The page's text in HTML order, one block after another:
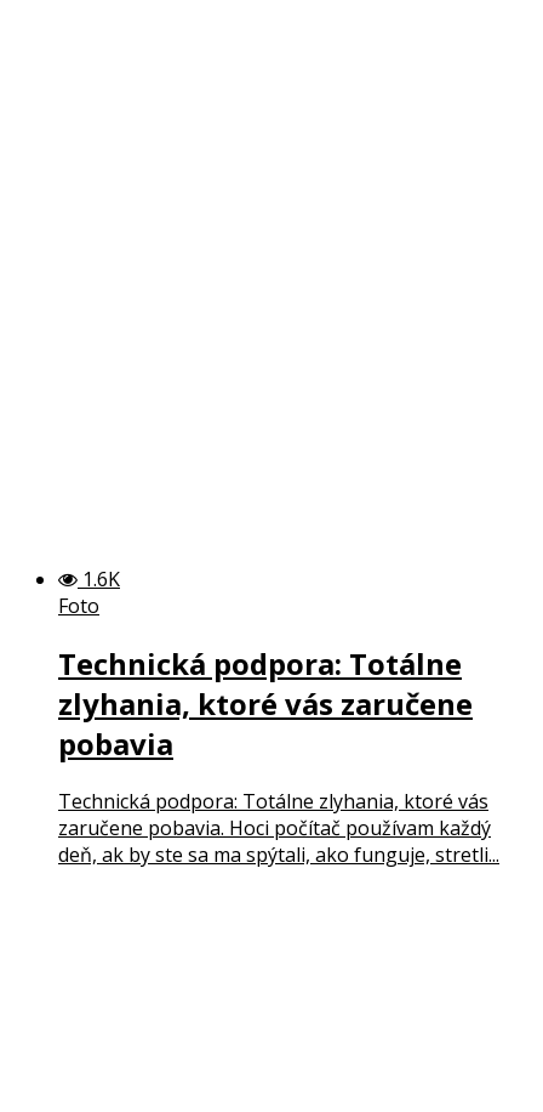
1.6K
Foto
Technická podpora: Totálne
zlyhania, ktoré vás zaručene
pobavia
Technická podpora: Totálne zlyhania, ktoré vás
zaručene pobavia. Hoci počítač používam každý
deň, ak by ste sa ma spýtali, ako funguje, stretli...